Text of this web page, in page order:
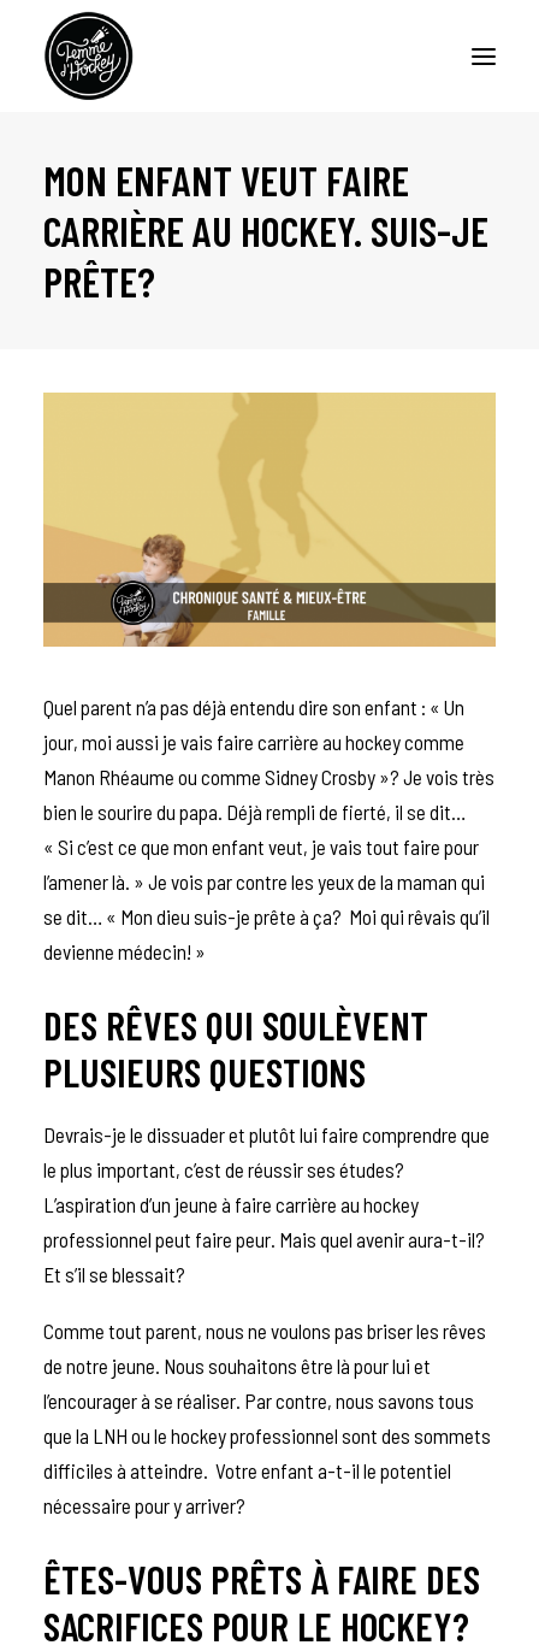
ACCUEIL
BALADOS – FEMME D’HOCKEY
BALADO – LA CERISE SUR LE SUNDAE
À PROPOS
MON ENFANT VEUT FAIRE
CARRIÈRE AU HOCKEY. SUIS-JE
PRÊTE?
Quel parent n’a pas déjà entendu dire son enfant : « Un
jour, moi aussi je vais faire carrière au hockey comme
Manon Rhéaume ou comme Sidney Crosby »? Je vois très
bien le sourire du papa. Déjà rempli de fierté, il se dit…
« Si c’est ce que mon enfant veut, je vais tout faire pour
l’amener là. » Je vois par contre les yeux de la maman qui
se dit… « Mon dieu suis-je prête à ça? Moi qui rêvais qu’il
devienne médecin! »
DES RÊVES QUI SOULÈVENT
PLUSIEURS QUESTIONS
Devrais-je le dissuader et plutôt lui faire comprendre que
le plus important, c’est de réussir ses études?
L’aspiration d’un jeune à faire carrière au hockey
professionnel peut faire peur. Mais quel avenir aura-t-il?
Et s’il se blessait?
Comme tout parent, nous ne voulons pas briser les rêves
de notre jeune. Nous souhaitons être là pour lui et
l’encourager à se réaliser. Par contre, nous savons tous
que la LNH ou le hockey professionnel sont des sommets
difficiles à atteindre. Votre enfant a-t-il le potentiel
nécessaire pour y arriver?
ÊTES-VOUS PRÊTS À FAIRE DES
SACRIFICES POUR LE HOCKEY?